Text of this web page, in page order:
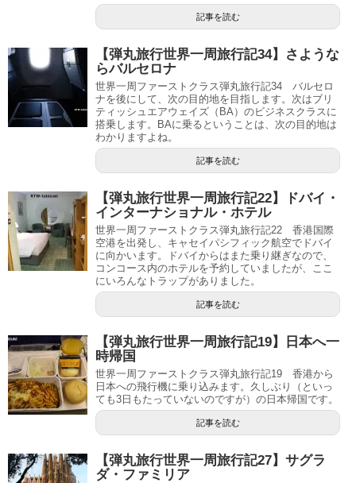
記事を読む
【弾丸旅行世界一周旅行記34】さような
らバルセロナ
世界一周ファーストクラス弾丸旅行記34 バルセロ
ナを後にして、次の目的地を目指します。次はブリ
ティッシュエアウェイズ（BA）のビジネスクラスに
搭乗します。BAに乗るということは、次の目的地は
わかりますよね。
記事を読む
【弾丸旅行世界一周旅行記22】ドバイ・
インターナショナル・ホテル
世界一周ファーストクラス弾丸旅行記22 香港国際
空港を出発し、キャセイパシフィック航空でドバイ
に向かいます。ドバイからはまた乗り継ぎなので、
コンコース内のホテルを予約していましたが、ここ
にいろんなトラップがありました。
記事を読む
【弾丸旅行世界一周旅行記19】日本へ一
時帰国
世界一周ファーストクラス弾丸旅行記19 香港から
日本への飛行機に乗り込みます。久しぶり（といっ
ても3日もたっていないのですが）の日本帰国です。
記事を読む
【弾丸旅行世界一周旅行記27】サグラ
ダ・ファミリア